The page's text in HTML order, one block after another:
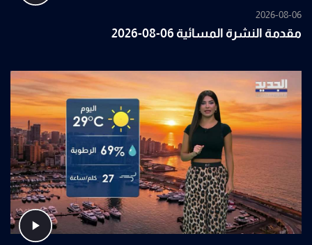
2026-08-06
مقدمة النشرة المسائية 06-08-2026